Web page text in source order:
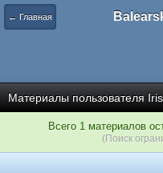
← Главная
Материалы пользователя
Всего 1 материалов
(Поиск